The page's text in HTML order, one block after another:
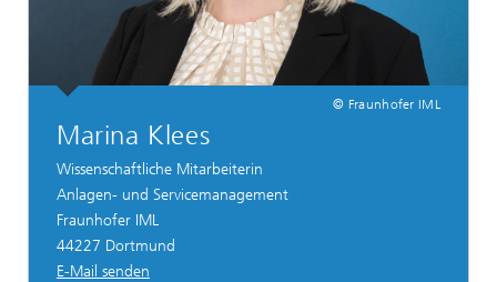
© Fraunhofer IML
Marina Klees
Wissenschaftliche Mitarbeiterin
Anlagen- und Servicemanagement
Fraunhofer IML
44227 Dortmund
E-Mail senden